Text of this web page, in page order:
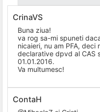
CrinaVS
Buna ziua!
va rog sa-mi spuneti
nicaieri, nu am PFA,
declarative dpvd al CAS
01.01.2016.
Va multumesc!
ContaH